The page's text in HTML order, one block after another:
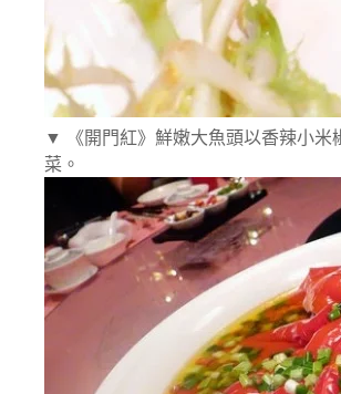
▼ 《開門紅》鮮嫩大魚頭以香辣小米
菜。